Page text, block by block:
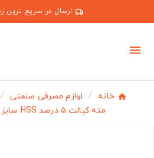
ارسال در سریع ترین
خانه لوازم مصرفی صنعتی
مته کبالت ۵ درصد HSS سایز ۱۰ آروا مدل ۷۵۱۷